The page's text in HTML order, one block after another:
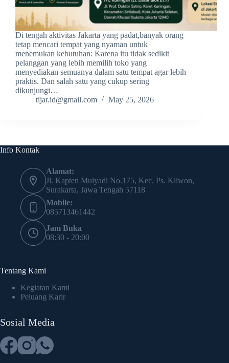
Di tengah aktivitas Jakarta yang padat,banyak orang
tetap mencari tempat yang nyaman untuk
menemukan kebutuhan: Karena itu tidak sedikit
pelanggan yang lebih memilih toko yang
menyediakan semuanya dalam satu tempat agar lebih
praktis. Dan salah satu yang cukup sering
dikunjungi…
tijar.id@gmail.com
May 25, 2026
Info Kontak
Alamat:
Jl. Kapten Mulyadi No.175, Kec. Ps. Kliwon,
Surakarta, Jawa Tengah 57118
Mobile:
085713461442
Jam Buka
08:30 - 20:00
Tentang Kami
Kegiatan Kami
Peluang Karir
Sosial Media